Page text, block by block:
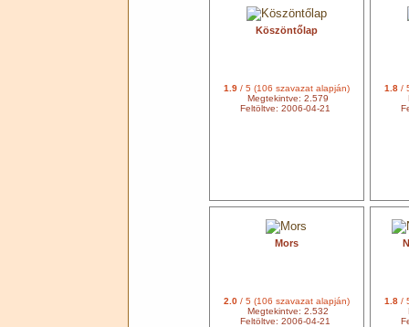
Köszöntőlap
1.9/ 5 (106 szavazat alapján)
Megtekintve: 2.579
Feltöltve: 2006-04-21
1.8/
Mors
2.0/ 5 (106 szavazat alapján)
Megtekintve: 2.532
Feltöltve: 2006-04-21
1.8/